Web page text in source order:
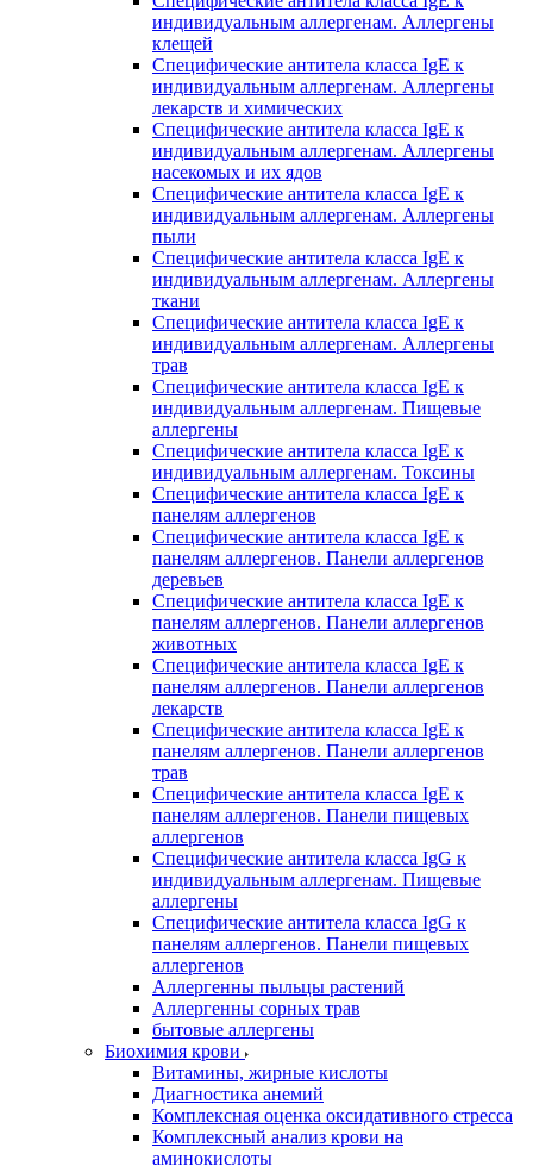
индивидуальным аллергенам. Аллергены
клещей
Специфические антитела класса IgE к
индивидуальным аллергенам. Аллергены
лекарств и химических
Специфические антитела класса IgE к
индивидуальным аллергенам. Аллергены
насекомых и их ядов
Специфические антитела класса IgE к
индивидуальным аллергенам. Аллергены
пыли
Специфические антитела класса IgE к
индивидуальным аллергенам. Аллергены
ткани
Специфические антитела класса IgE к
индивидуальным аллергенам. Аллергены
трав
Специфические антитела класса IgE к
индивидуальным аллергенам. Пищевые
аллергены
Специфические антитела класса IgE к
индивидуальным аллергенам. Токсины
Специфические антитела класса IgE к
панелям аллергенов
Специфические антитела класса IgE к
панелям аллергенов. Панели аллергенов
деревьев
Специфические антитела класса IgE к
панелям аллергенов. Панели аллергенов
животных
Специфические антитела класса IgE к
панелям аллергенов. Панели аллергенов
лекарств
Специфические антитела класса IgE к
панелям аллергенов. Панели аллергенов
трав
Специфические антитела класса IgE к
панелям аллергенов. Панели пищевых
аллергенов
Специфические антитела класса IgG к
индивидуальным аллергенам. Пищевые
аллергены
Специфические антитела класса IgG к
панелям аллергенов. Панели пищевых
аллергенов
Аллергенны пыльцы растений
Аллергенны сорных трав
бытовые аллергены
Биохимия крови
Витамины, жирные кислоты
Диагностика анемий
Комплексная оценка оксидативного стресса
Комплексный анализ крови на
аминокислоты